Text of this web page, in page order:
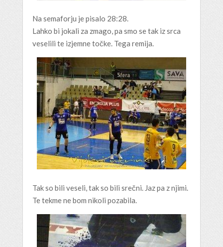
Na semaforju je pisalo 28:28.
Lahko bi jokali za zmago, pa smo se tak iz srca
veselili te izjemne točke. Tega remija.
Tak so bili veseli, tak so bili srečni. Jaz pa z njimi.
Te tekme ne bom nikoli pozabila.